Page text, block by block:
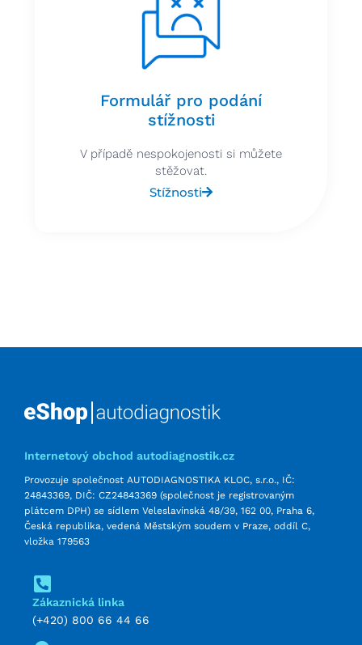
Formulář pro podání
stížnosti
V případě nespokojenosti si můžete
stěžovat.
Stížnosti
Internetový obchod autodiagnostik.cz
Provozuje společnost AUTODIAGNOSTIKA KLOC, s.r.o., IČ:
24843369, DIČ: CZ24843369 (společnost je registrovaným
plátcem DPH) se sídlem Veleslavínská 48/39, 162 00, Praha 6,
Česká republika, vedená Městským soudem v Praze, oddíl C,
vložka 179563
Zákaznická linka
(+420) 800 66 44 66